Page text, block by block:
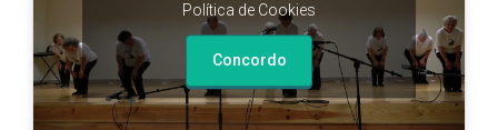
Política de Cookies
Concordo